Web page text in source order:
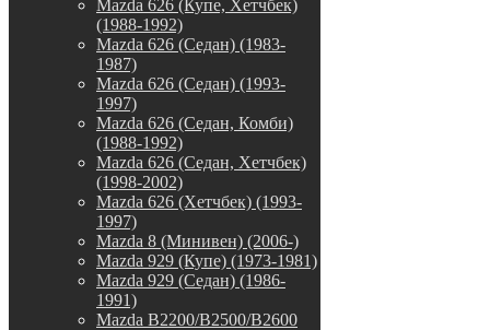
Mazda 626 (Купе, Хетчбек)
(1988-1992)
Mazda 626 (Седан) (1983-
1987)
Mazda 626 (Седан) (1993-
1997)
Mazda 626 (Седан, Комби)
(1988-1992)
Mazda 626 (Седан, Хетчбек)
(1998-2002)
Mazda 626 (Хетчбек) (1993-
1997)
Mazda 8 (Минивен) (2006-)
Mazda 929 (Купе) (1973-1981)
Mazda 929 (Седан) (1986-
1991)
Mazda B2200/B2500/B2600